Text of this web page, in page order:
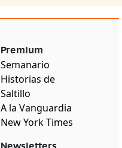
Premium
Semanario
Historias de
Saltillo
A la Vanguardia
New York Times